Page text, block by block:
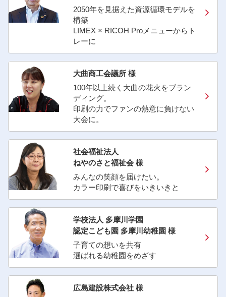
2050年を見据えた資源循環モデルを
構築
LIMEX × RICOH Proメニューからト
レーに
大曲商工会議所 様
100年以上続く大曲の花火をブラン
ディング。
印刷の力でファンの熱意に負けない
大会に。
社会福祉法人
ねやのさと福祉会 様
みんなの笑顔を届けたい。
カラー印刷で喜びをいきいきと
学校法人 多摩川学園
認定こども園 多摩川幼稚園 様
子育ての想いを共有
選ばれる幼稚園をめざす
広島建設株式会社 様